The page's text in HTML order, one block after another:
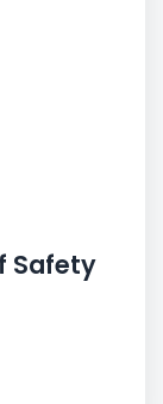
Safety